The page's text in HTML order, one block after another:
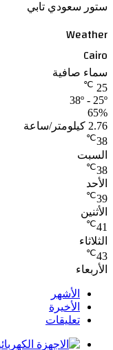
ستور سعودي تابي
Weather
Cairo
سماء صافية
25
℃
38º - 25º
65%
2.76 كيلومتر/ساعة
38
℃
السبت
38
℃
الأحد
39
℃
الأثنين
41
℃
الثلاثاء
43
℃
الأربعاء
الأشهر
الأخيرة
تعليقات